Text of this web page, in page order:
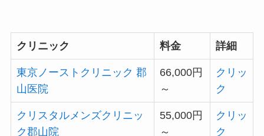
クリニック 料金 詳細
東京ノーストクリニック 郡
山医院
66,000円
～
クリッ
ク
クリスタルメンズクリニッ
ク郡山院
55,000円
～
クリッ
ク